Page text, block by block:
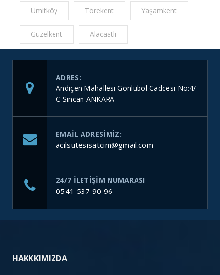
Ümitköy Törekent Yaşamkent
Güzelkent Alacaatlı
ADRES:
Andiçen Mahallesi Gönlübol Caddesi No:4/
C Sincan ANKARA
EMAIL ADRESIMIZ:
acilsutesisatcim@gmail.com
24/7 ILETIŞIM NUMARASI
0541 537 90 96
HAKKKIMIZDA